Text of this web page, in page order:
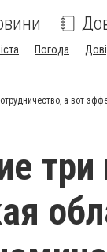
Погода
а вот